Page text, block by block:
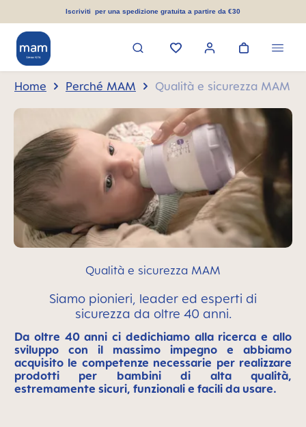
principaleIscriviti per una spedizione gratuita a partire da €30
Home Perché MAM Qualità e sicurezza MAM
Qualità e sicurezza MAM
Siamo pionieri, leader ed esperti di
sicurezza da oltre 40 anni.
Da oltre 40 anni ci dedichiamo alla ricerca e allo
sviluppo con il massimo impegno e abbiamo
acquisito le competenze necessarie per realizzare
prodotti per bambini di alta qualità,
estremamente sicuri, funzionali e facili da usare.